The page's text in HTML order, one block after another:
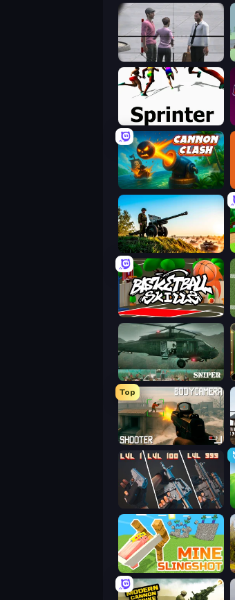
Sprinter
Cannon Clash
Artillery Vs Tanks
Basketball Skills
SNIPER
Top
BodyCamera Shooter
The Range 3D
Mine Slingshot